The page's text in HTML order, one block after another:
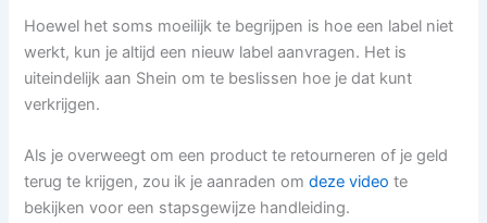
Hoewel het soms moeilijk te begrijpen is hoe een label niet
werkt, kun je altijd een nieuw label aanvragen. Het is
uiteindelijk aan Shein om te beslissen hoe je dat kunt
verkrijgen.
Als je overweegt om een product te retourneren of je geld
terug te krijgen, zou ik je aanraden omdeze video te
bekijken voor een stapsgewijze handleiding.